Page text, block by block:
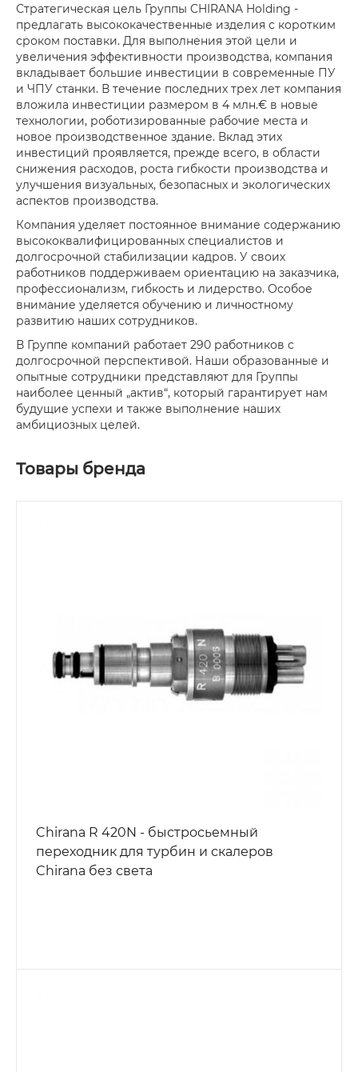
Стратегическая цель Группы CHIRANA Holding -
предлагать высококачественные изделия с коротким
сроком поставки. Для выполнения этой цели и
увеличения эффективности производства, компания
вкладывает большие инвестиции в современные ПУ
и ЧПУ станки. В течение последних трех лет компания
вложила инвестиции размером в 4 млн.€ в новые
технологии, роботизированные рабочие места и
новое производственное здание. Вклад этих
инвестиций проявляется, прежде всего, в области
снижения расходов, роста гибкости производства и
улучшения визуальных, безопасных и экологических
аспектов производства.
Компания уделяет постоянное внимание содержанию
высококвалифицированных специалистов и
долгосрочной стабилизации кадров. У своих
работников поддерживаем ориентацию на заказчика,
профессионализм, гибкость и лидерство. Особое
внимание уделяется обучению и личностному
развитию наших сотрудников.
В Группе компаний работает 290 работников с
долгосрочной перспективой. Наши образованные и
опытные сотрудники представляют для Группы
наиболее ценный „актив“, который гарантирует нам
будущие успехи и также выполнение наших
амбициозных целей.
Товары бренда
Chirana R 420N - быстросьемный
переходник для турбин и скалеров
Chirana без света